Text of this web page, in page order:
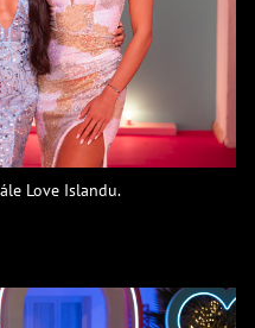
Love Islandu.